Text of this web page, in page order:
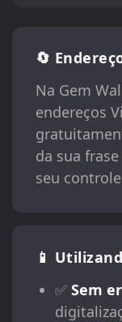
🔄
Na Gem
endereços
da sua
seu
📱
✅ Sem